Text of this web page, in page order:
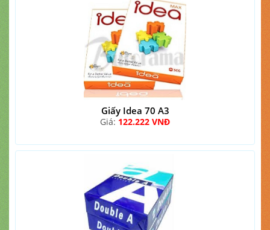
Giấy Idea 70 A3
Giá: 122.222 VNĐ